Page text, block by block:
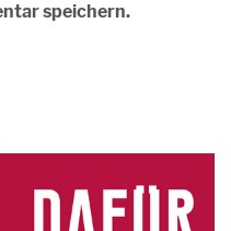
speichern.